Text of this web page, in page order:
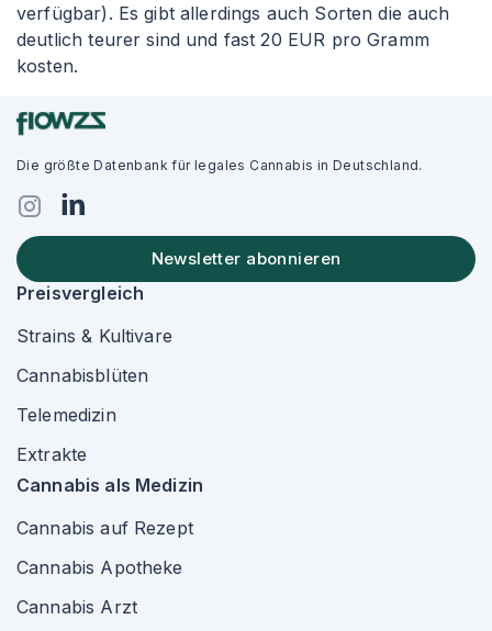
verfügbar). Es gibt allerdings auch Sorten die auch
deutlich teurer sind und fast 20 EUR pro Gramm
kosten.
Die größte Datenbank für legales Cannabis in Deutschland.
Newsletter abonnieren
Preisvergleich
Strains & Kultivare
Cannabisblüten
Telemedizin
Extrakte
Cannabis als Medizin
Cannabis auf Rezept
Cannabis Apotheke
Cannabis Arzt